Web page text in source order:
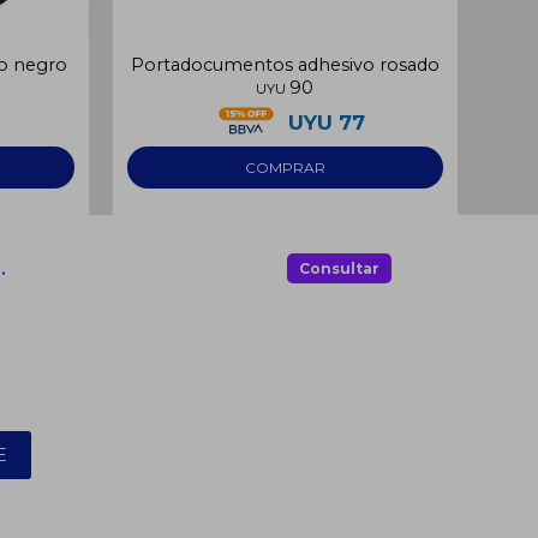
negro Portadocumentos adhesivo rosado
UYU 90
UYU 77
Consultar